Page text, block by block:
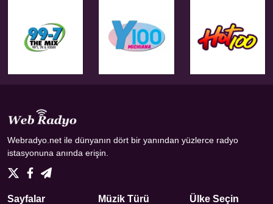
Webradyo.net ile dünyanın dört bir yanından yüzlerce radyo
istasyonuna anında erişin.
Sayfalar Müzik Türü Ülke Seçin